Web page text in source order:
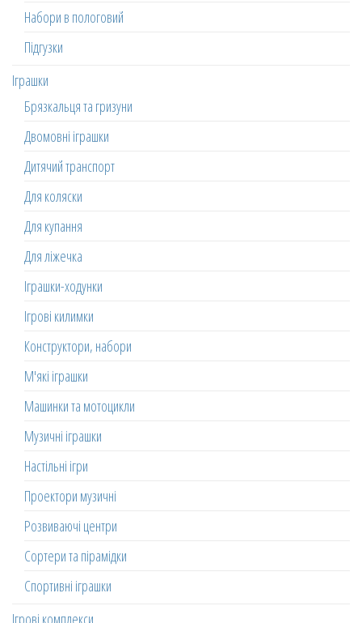
Набори в пологовий
Підгузки
Іграшки
Брязкальця та гризуни
Двомовні іграшки
Дитячий транспорт
Для коляски
Для купання
Для ліжечка
Іграшки-ходунки
Ігрові килимки
Конструктори, набори
М'які іграшки
Машинки та мотоцикли
Музичні іграшки
Настільні ігри
Проектори музичні
Розвиваючі центри
Сортери та пірамідки
Спортивні іграшки